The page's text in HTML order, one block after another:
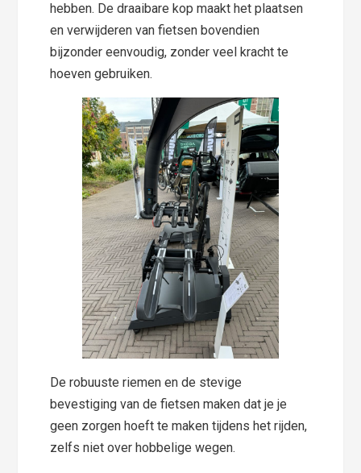
hebben. De draaibare kop maakt het plaatsen
en verwijderen van fietsen bovendien
bijzonder eenvoudig, zonder veel kracht te
hoeven gebruiken.
De robuuste riemen en de stevige
bevestiging van de fietsen maken dat je je
geen zorgen hoeft te maken tijdens het rijden,
zelfs niet over hobbelige wegen.